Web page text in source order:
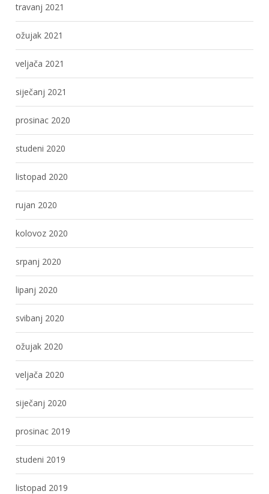
travanj 2021
ožujak 2021
veljača 2021
siječanj 2021
prosinac 2020
studeni 2020
listopad 2020
rujan 2020
kolovoz 2020
srpanj 2020
lipanj 2020
svibanj 2020
ožujak 2020
veljača 2020
siječanj 2020
prosinac 2019
studeni 2019
listopad 2019